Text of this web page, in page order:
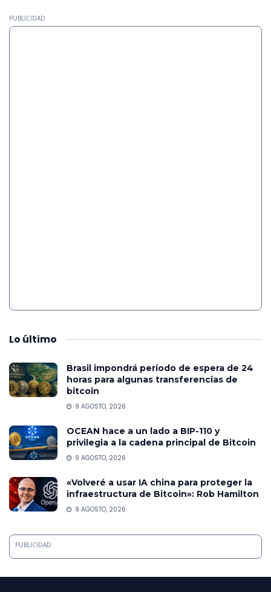
PUBLICIDAD
Lo último
Brasil impondrá período de espera de 24
horas para algunas transferencias de
bitcoin
9 AGOSTO, 2026
OCEAN hace a un lado a BIP-110 y
privilegia a la cadena principal de Bitcoin
9 AGOSTO, 2026
«Volveré a usar IA china para proteger la
infraestructura de Bitcoin»: Rob Hamilton
9 AGOSTO, 2026
PUBLICIDAD